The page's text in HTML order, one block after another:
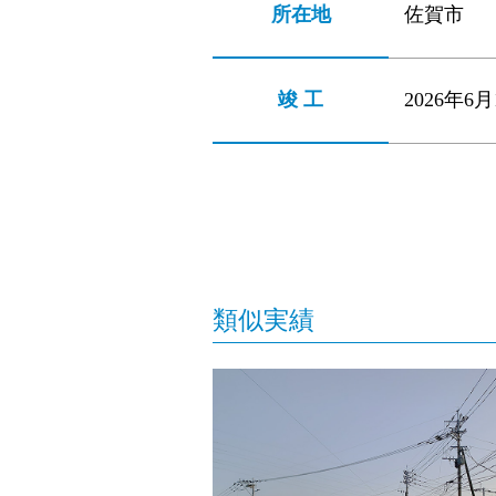
所在地 佐賀市
竣 工 2026年6
類似実績